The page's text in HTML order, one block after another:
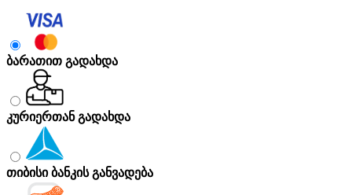
ბარათით გადახდა
კურიერთან გადახდა
თიბისი ბანკის განვადება